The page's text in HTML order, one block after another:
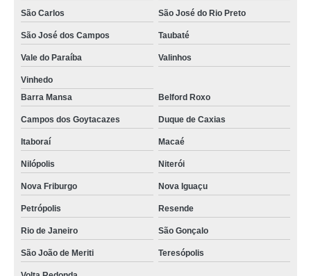
São Carlos São José do Rio Preto
São José dos Campos Taubaté
Vale do Paraíba Valinhos
Vinhedo
Barra Mansa
Belford Roxo
Campos dos Goytacazes Duque de Caxias
Itaboraí Macaé
Nilópolis Niterói
Nova Friburgo Nova Iguaçu
Petrópolis Resende
Rio de Janeiro São Gonçalo
São João de Meriti Teresópolis